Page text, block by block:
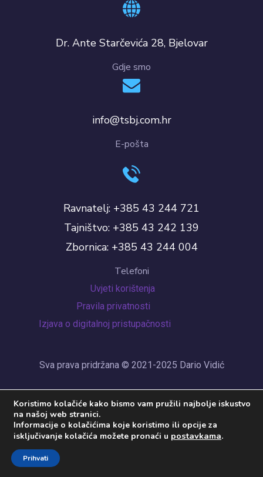
Dr. Ante Starčevića 28, Bjelovar
Gdje smo
info@tsbj.com.hr
E-pošta
Ravnatelj: +385 43 244 721
Tajništvo: +385 43 242 139
Zbornica: +385 43 244 004
Telefoni
Uvjeti korištenja
Pravila privatnosti
Izjava o digitalnoj pristupačnosti
Sva prava pridržana © 2021-2025 Dario Vidić
Koristimo kolačiće kako bismo vam pružili najbolje iskustvo
na našoj web stranici.
Informacije o kolačićima koje koristimo ili opcije za
isključivanje kolačića možete pronaći u postavkama.
Prihvati